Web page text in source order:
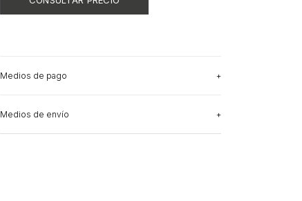
Medios de pago
Medios de envío